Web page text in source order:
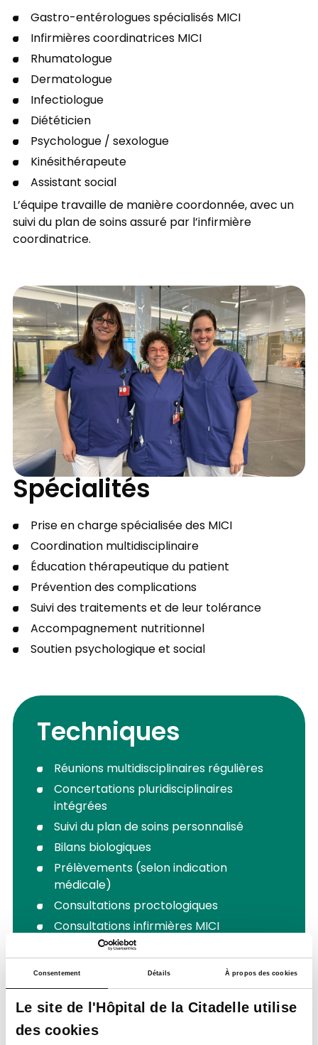
Consentement Détails À propos des cookies
Le site de l'Hôpital de la Citadelle utilise
des cookies
Gastro-entérologues spécialisés MICI
Infirmières coordinatrices MICI
Rhumatologue
Dermatologue
Infectiologue
Diététicien
Psychologue / sexologue
Kinésithérapeute
Assistant social
L’équipe travaille de manière coordonnée, avec un
suivi du plan de soins assuré par l’infirmière
coordinatrice.
Spécialités
Prise en charge spécialisée des MICI
Coordination multidisciplinaire
Éducation thérapeutique du patient
Prévention des complications
Suivi des traitements et de leur tolérance
Accompagnement nutritionnel
Soutien psychologique et social
Techniques
Réunions multidisciplinaires régulières
Concertations pluridisciplinaires
intégrées
Suivi du plan de soins personnalisé
Bilans biologiques
Prélèvements (selon indication
médicale)
Consultations proctologiques
Consultations infirmières MICI
Information et accompagnement
diététique
Soutien psychologique
Séances collectives encadrées (selon
besoins identifiés)